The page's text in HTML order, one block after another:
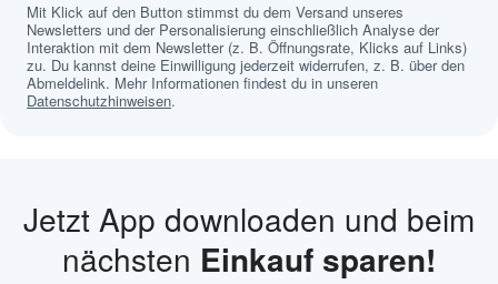
Mit Klick auf den Button stimmst du dem Versand unseres
Newsletters und der Personalisierung einschließlich Analyse der
Interaktion mit dem Newsletter (z. B. Öffnungsrate, Klicks auf Links)
zu. Du kannst deine Einwilligung jederzeit widerrufen, z. B. über den
Abmeldelink. Mehr Informationen findest du in unseren
Datenschutzhinweisen.
Jetzt App downloaden und beim
nächsten Einkauf sparen!